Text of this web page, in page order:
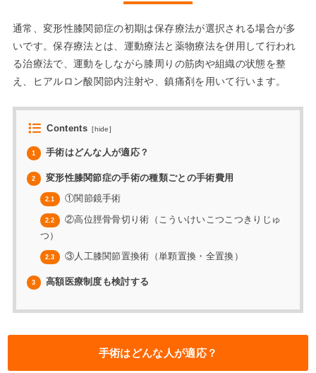
通常、変形性膝関節症の初期は保存療法が選択される場合が多
いです。保存療法とは、運動療法と薬物療法を併用して行われ
る治療法で、運動をしながら膝周りの筋肉や組織の状態を整
え、ヒアルロン酸関節内注射や、鎮痛剤を用いて行います。
Contents [hide]
1 手術はどんな人が適応？
2 変形性膝関節症の手術の種類ごとの手術費用
2.1 ①関節鏡手術
2.2
②高位脛骨骨切り術（こういけいこつこつきりじゅ
つ）
2.3 ③人工膝関節置換術（単顆置換・全置換）
3 高額医療制度も検討する
手術はどんな人が適応？